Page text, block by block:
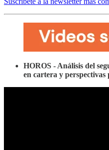
HOROS - Análisis del
en cartera y perspectivas